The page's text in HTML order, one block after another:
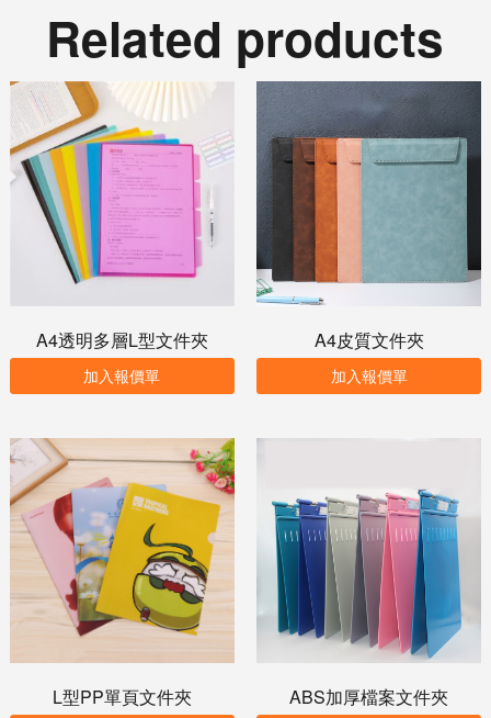
Related products
A4透明多層L型文件夾
加入報價單
A4皮質文件夾
加入報價單
L型PP單頁文件夾 ABS加厚檔案文件夾